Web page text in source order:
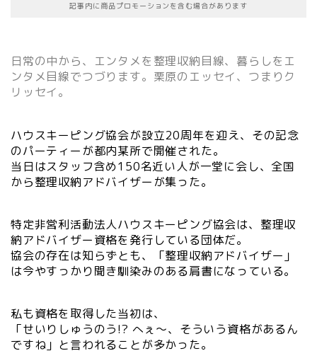
記事内に商品プロモーションを含む場合があります
日常の中から、エンタメを整理収納目線、暮らしをエ
ンタメ目線でつづります。栗原のエッセイ、つまりク
リッセイ。
ハウスキーピング協会が設立20周年を迎え、その記念
のパーティーが都内某所で開催された。
当日はスタッフ含め150名近い人が一堂に会し、全国
から整理収納アドバイザーが集った。
特定非営利活動法人ハウスキーピング協会は、整理収
納アドバイザー資格を発行している団体だ。
協会の存在は知らずとも、「整理収納アドバイザー」
は今やすっかり聞き馴染みのある肩書になっている。
私も資格を取得した当初は、
「せいりしゅうのう!? へぇ～、そういう資格があるん
ですね」と言われることが多かった。